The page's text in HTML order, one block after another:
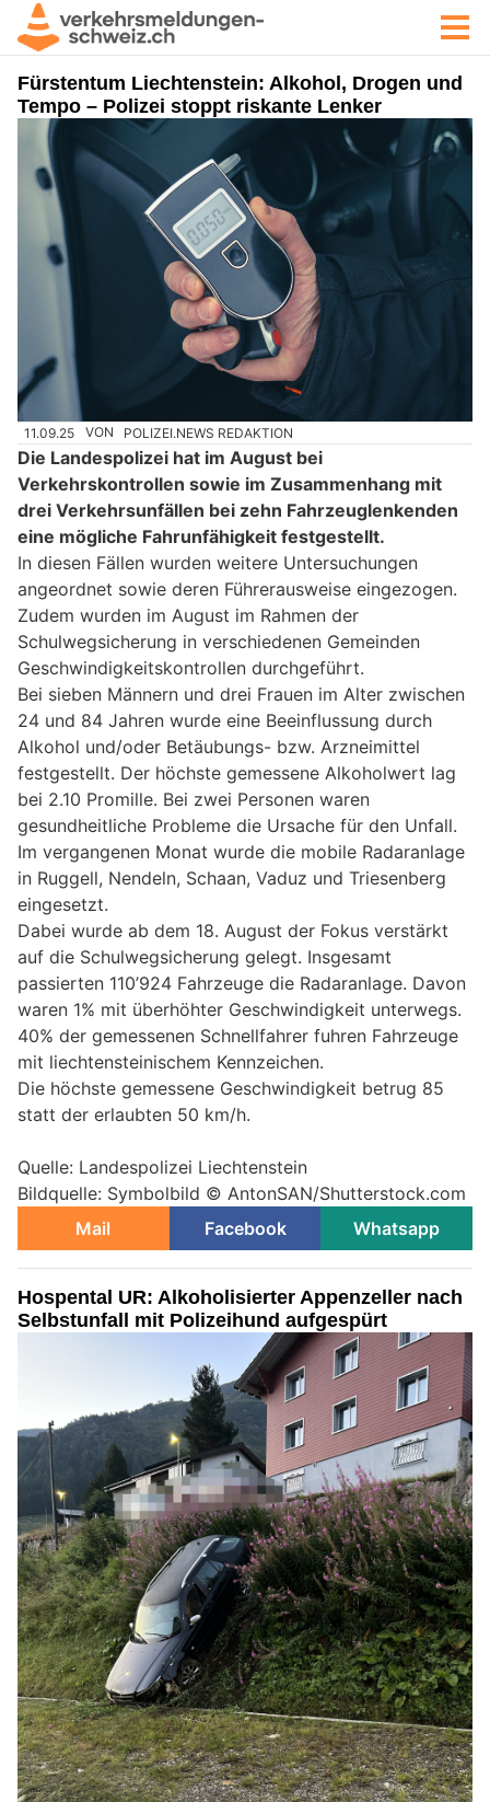
Fürstentum Liechtenstein: Alkohol, Drogen und
Tempo – Polizei stoppt riskante Lenker
11.09.25 VON POLIZEI.NEWS REDAKTION
Die Landespolizei hat im August bei
Verkehrskontrollen sowie im Zusammenhang mit
drei Verkehrsunfällen bei zehn Fahrzeuglenkenden
eine mögliche Fahrunfähigkeit festgestellt.
In diesen Fällen wurden weitere Untersuchungen
angeordnet sowie deren Führerausweise eingezogen.
Zudem wurden im August im Rahmen der
Schulwegsicherung in verschiedenen Gemeinden
Geschwindigkeitskontrollen durchgeführt.
Bei sieben Männern und drei Frauen im Alter zwischen
24 und 84 Jahren wurde eine Beeinflussung durch
Alkohol und/oder Betäubungs- bzw. Arzneimittel
festgestellt. Der höchste gemessene Alkoholwert lag
bei 2.10 Promille. Bei zwei Personen waren
gesundheitliche Probleme die Ursache für den Unfall.
Im vergangenen Monat wurde die mobile Radaranlage
in Ruggell, Nendeln, Schaan, Vaduz und Triesenberg
eingesetzt.
Dabei wurde ab dem 18. August der Fokus verstärkt
auf die Schulwegsicherung gelegt. Insgesamt
passierten 110’924 Fahrzeuge die Radaranlage. Davon
waren 1% mit überhöhter Geschwindigkeit unterwegs.
40% der gemessenen Schnellfahrer fuhren Fahrzeuge
mit liechtensteinischem Kennzeichen.
Die höchste gemessene Geschwindigkeit betrug 85
statt der erlaubten 50 km/h.
Quelle: Landespolizei Liechtenstein
Bildquelle: Symbolbild © AntonSAN/Shutterstock.com
Mail
Facebook Whatsapp
Hospental UR: Alkoholisierter Appenzeller nach
Selbstunfall mit Polizeihund aufgespürt